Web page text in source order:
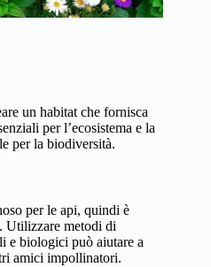
un habitat che fornisca
per l’ecosistema e la
per la biodiversità.
per le api, quindi è
Utilizzare metodi di
e biologici può aiutare a
amici impollinatori.